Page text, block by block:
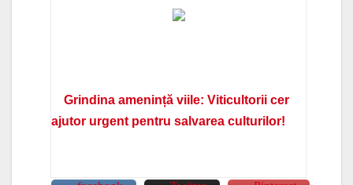
Grindina amenință viile: Viticultorii cer
ajutor urgent pentru salvarea culturilor!